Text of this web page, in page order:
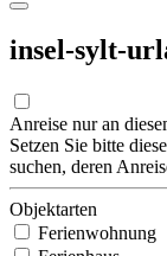
insel-sylt-
Anreise nur an
Setzen Sie bitte
suchen, deren
Objektarten
Ferienwohnung